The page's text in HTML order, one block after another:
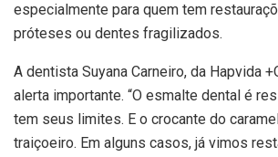
especialmente para quem tem
próteses ou dentes fragilizados.
A dentista Suyana Carneiro, da Hapvida
alerta importante. “O esmalte dental é
tem seus limites. E o crocante do
traiçoeiro. Em alguns casos, já vimos